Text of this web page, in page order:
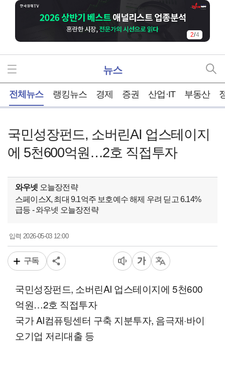
2/4
뉴스
전체뉴스 랭킹뉴스 경제 증권 산업·IT 부동산
국민성장펀드, 소버린AI 업스테이지
에 5천600억원…2호 직접투자
와우넷 오늘장전략
스페이스X, 최대 9.1억주 보호예수 해제 우려 딛고 6.14%
급등 - 와우넷 오늘장전략
입력2026-05-03 12:00
구독
국민성장펀드, 소버린AI 업스테이지에 5천600
억원…2호 직접투자
국가 AI컴퓨팅센터 구축 지분투자, 음극재·바이
오기업 저리대출 등